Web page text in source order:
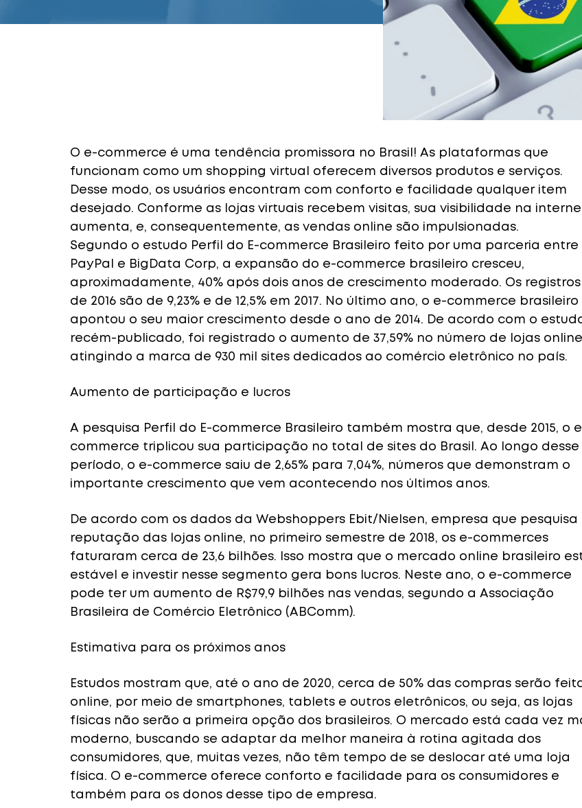
O e-commerce é uma tendência promissora no Brasil! As plataformas que
funcionam como um shopping virtual oferecem diversos produtos e serviços.
Desse modo, os usuários encontram com conforto e facilidade qualquer item
desejado. Conforme as lojas virtuais recebem visitas, sua visibilidade na
aumenta, e, consequentemente, as vendas online são impulsionadas.
Segundo o estudo Perfil do E-commerce Brasileiro feito por uma parceria entre
PayPal e BigData Corp, a expansão do e-commerce brasileiro cresceu,
aproximadamente, 40% após dois anos de crescimento moderado. Os registros
de 2016 são de 9,23% e de 12,5% em 2017. No último ano, o e-commerce brasileiro
apontou o seu maior crescimento desde o ano de 2014. De acordo com o
recém-publicado, foi registrado o aumento de 37,59% no número de lojas
atingindo a marca de 930 mil sites dedicados ao comércio eletrônico no país.
Aumento de participação e lucros
A pesquisa Perfil do E-commerce Brasileiro também mostra que, desde 2015, o
commerce triplicou sua participação no total de sites do Brasil. Ao longo desse
período, o e-commerce saiu de 2,65% para 7,04%, números que demonstram o
importante crescimento que vem acontecendo nos últimos anos.
De acordo com os dados da Webshoppers Ebit/Nielsen, empresa que pesquisa
reputação das lojas online, no primeiro semestre de 2018, os e-commerces
faturaram cerca de 23,6 bilhões. Isso mostra que o mercado online brasileiro
estável e investir nesse segmento gera bons lucros. Neste ano, o e-commerce
pode ter um aumento de R$79,9 bilhões nas vendas, segundo a Associação
Brasileira de Comércio Eletrônico (ABComm).
Estimativa para os próximos anos
Estudos mostram que, até o ano de 2020, cerca de 50% das compras serão
online, por meio de smartphones, tablets e outros eletrônicos, ou seja, as lojas
físicas não serão a primeira opção dos brasileiros. O mercado está cada vez
moderno, buscando se adaptar da melhor maneira à rotina agitada dos
consumidores, que, muitas vezes, não têm tempo de se deslocar até uma loja
física. O e-commerce oferece conforto e facilidade para os consumidores e
também para os donos desse tipo de empresa.